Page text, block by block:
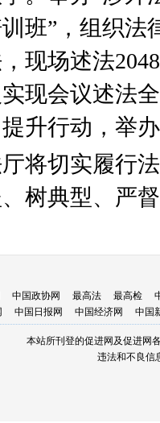
班”，组织法
现场述法
现会议述法
升行动，举
切实履行法
树典型、严
中国政协网 最高法 最高检
中国日报网 中国经济网 中国
本站所刊登的促进网及促进网
违法和不良信